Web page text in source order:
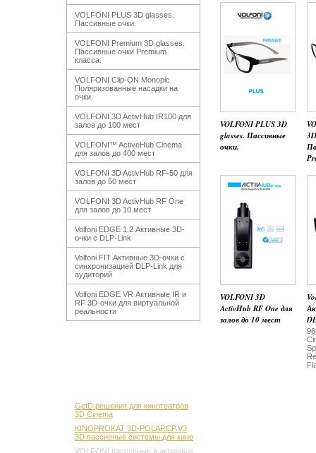
VOLFONI PLUS 3D glasses.
Пассивные очки.
VOLFONI Premium 3D glasses.
Пассивные очки Premium
класса.
VOLFONI Clip-ON Monopic.
Поляризованные насадки на
очки.
VOLFONI 3D ActivHub IR100 для
залов до 100 мест
VOLFONI™ ActiveHub Cinema
для залов до 400 мест
VOLFONI 3D ActivHub RF-50 для
залов до 50 мест
VOLFONI 3D ActivHub RF One
для залов до 10 мест
Volfoni EDGE 1.2 Активные 3D-
очки с DLP-Link
Volfoni FIT Активные 3D-очки с
синхронизацией DLP-Link для
аудиторий
Volfoni EDGE VR Активные IR и
RF 3D-очки для виртуальной
реальности
GetD решения для кинотеатров
3D Cinema
KINOPROKAT 3D-POLARCP.V3
3D пассивные системы для кино
VOLFONI пассивные и активные
VOLFONI PLUS 3D
glasses. Пассивные
очки.
VOLFONI 3D
ActivHub RF One для
залов до 10 мест